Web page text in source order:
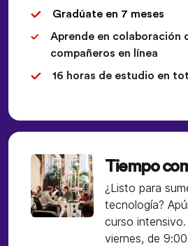
Tiempo
¿Listo para
tecnología?
curso
viernes, de
Gradúate en 7 meses
Aprende en colaboración
compañeros en línea
16 horas de estudio en